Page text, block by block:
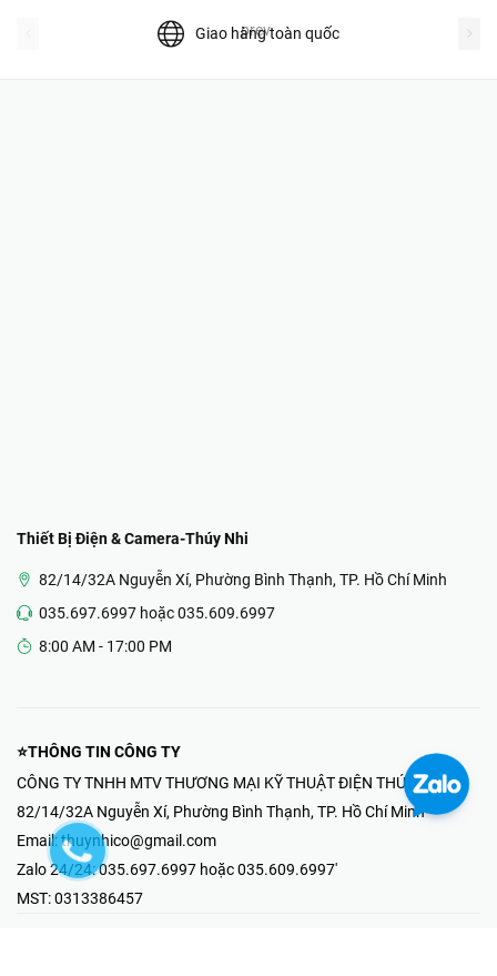
Giao hàng toàn quốc
prev
Thiết Bị Điện & Camera-Thúy Nhi
82/14/32A Nguyễn Xí, Phường Bình Thạnh, TP. Hồ Chí Minh
035.697.6997 hoặc 035.609.6997
8:00 AM - 17:00 PM
⭐THÔNG TIN CÔNG TY
CÔNG TY TNHH MTV THƯƠNG MẠI KỸ THUẬT ĐIỆN THÚY NHI
82/14/32A Nguyễn Xí, Phường Bình Thạnh, TP. Hồ Chí Minh
Email: thuynhico@gmail.com
Zalo 24/24:035.697.6997 hoặc 035.609.6997'
MST:0313386457